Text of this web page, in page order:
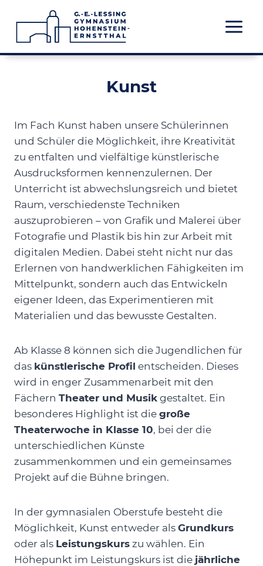
Inhalt
springen
Kunst
Im Fach Kunst haben unsere Schülerinnen
und Schüler die Möglichkeit, ihre Kreativität
zu entfalten und vielfältige künstlerische
Ausdrucksformen kennenzulernen. Der
Unterricht ist abwechslungsreich und bietet
Raum, verschiedenste Techniken
auszuprobieren – von Grafik und Malerei über
Fotografie und Plastik bis hin zur Arbeit mit
digitalen Medien. Dabei steht nicht nur das
Erlernen von handwerklichen Fähigkeiten im
Mittelpunkt, sondern auch das Entwickeln
eigener Ideen, das Experimentieren mit
Materialien und das bewusste Gestalten.
Ab Klasse 8 können sich die Jugendlichen für
das künstlerische Profil entscheiden. Dieses
wird in enger Zusammenarbeit mit den
Fächern Theater und Musik gestaltet. Ein
besonderes Highlight ist die große
Theaterwoche in Klasse 10, bei der die
unterschiedlichen Künste
zusammenkommen und ein gemeinsames
Projekt auf die Bühne bringen.
In der gymnasialen Oberstufe besteht die
Möglichkeit, Kunst entweder als Grundkurs
oder als Leistungskurs zu wählen. Ein
Höhepunkt im Leistungskurs ist die jährliche